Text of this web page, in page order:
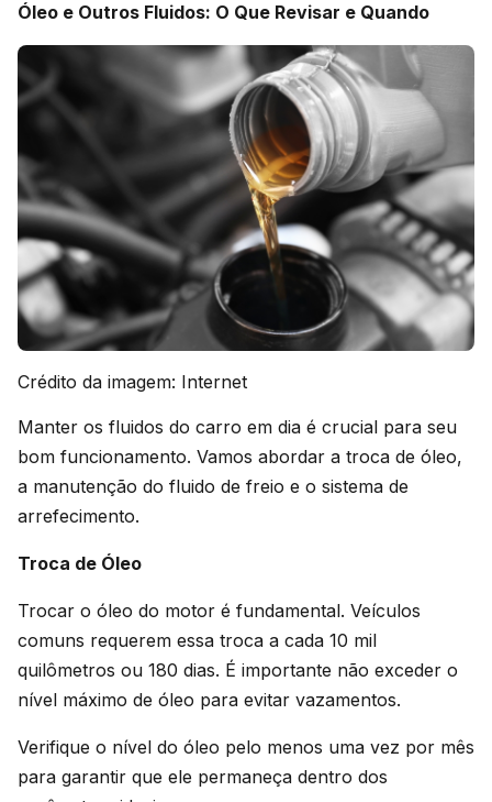
Óleo e Outros Fluidos: O Que Revisar e Quando
Crédito da imagem: Internet
Manter os fluidos do carro em dia é crucial para seu
bom funcionamento. Vamos abordar a troca de óleo,
a manutenção do fluido de freio e o sistema de
arrefecimento.
Troca de Óleo
Trocar o óleo do motor é fundamental. Veículos
comuns requerem essa troca a cada 10 mil
quilômetros ou 180 dias. É importante não exceder o
nível máximo de óleo para evitar vazamentos.
Verifique o nível do óleo pelo menos uma vez por mês
para garantir que ele permaneça dentro dos